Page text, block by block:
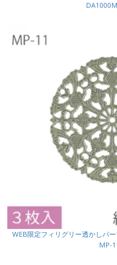
WEB限定フィリグリー透かしパ
MP-